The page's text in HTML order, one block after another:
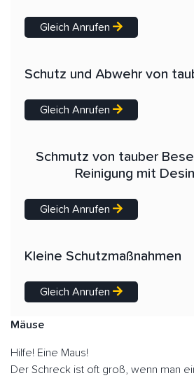
Gleich Anrufen
Schutz und Abwehr von
Gleich Anrufen
Schmutz von tauber
Reinigung mit
Gleich Anrufen
Kleine Schutzmaßnahmen
Gleich Anrufen
Mäuse
Hilfe! Eine Maus!
Der Schreck ist oft groß, wenn man